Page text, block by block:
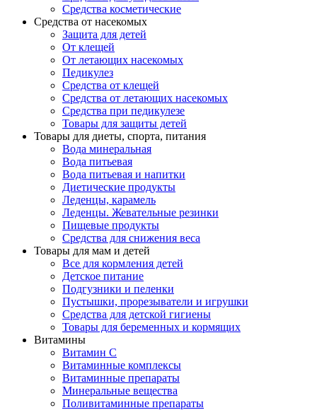
Средства косметические
Средства от насекомых
Защита для детей
От клещей
От летающих насекомых
Педикулез
Средства от клещей
Средства от летающих насекомых
Средства при педикулезе
Товары для защиты детей
Товары для диеты, спорта, питания
Вода минеральная
Вода питьевая
Вода питьевая и напитки
Диетические продукты
Леденцы, карамель
Леденцы. Жевательные резинки
Пищевые продукты
Средства для снижения веса
Товары для мам и детей
Все для кормления детей
Детское питание
Подгузники и пеленки
Пустышки, прорезыватели и игрушки
Средства для детской гигиены
Товары для беременных и кормящих
Витамины
Витамин С
Витаминные комплексы
Витаминные препараты
Минеральные вещества
Поливитаминные препараты